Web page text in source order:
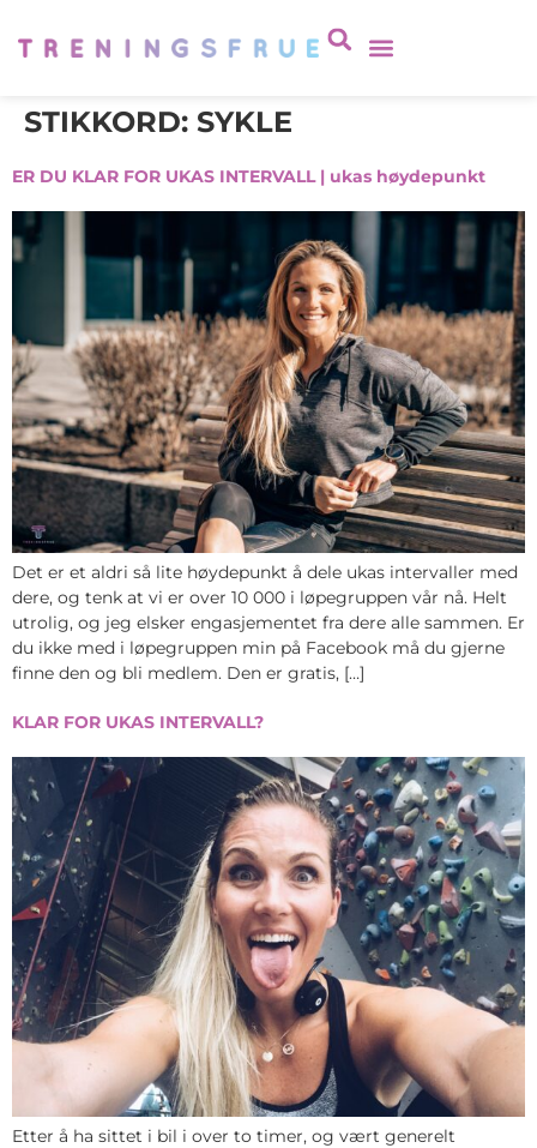
STIKKORD: SYKLE
ER DU KLAR FOR UKAS INTERVALL | ukas høydepunkt
Det er et aldri så lite høydepunkt å dele ukas intervaller med
dere, og tenk at vi er over 10 000 i løpegruppen vår nå. Helt
utrolig, og jeg elsker engasjementet fra dere alle sammen. Er
du ikke med i løpegruppen min på Facebook må du gjerne
finne den og bli medlem. Den er gratis, […]
KLAR FOR UKAS INTERVALL?
Etter å ha sittet i bil i over to timer, og vært generelt